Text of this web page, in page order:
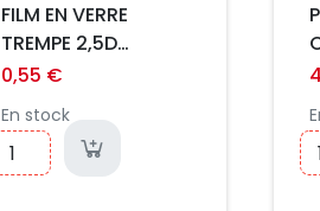
FILM EN VERRE
TREMPE 2,5D
SAMSUNG GALAXY
0,55 €
En stock